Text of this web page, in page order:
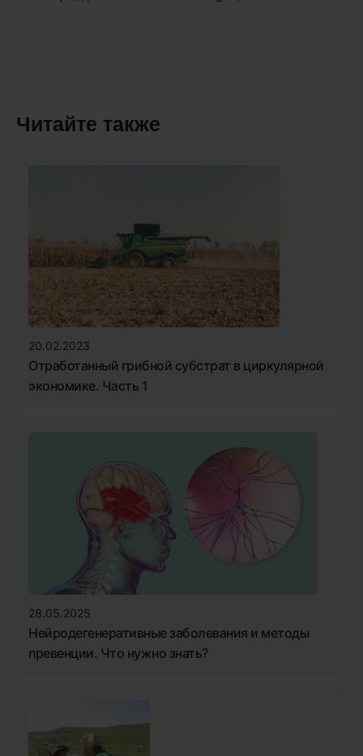
Читайте также
20.02.2023
Отработанный грибной субстрат в циркулярной
экономике. Часть 1
28.05.2025
Нейродегенеративные заболевания и методы
превенции. Что нужно знать?